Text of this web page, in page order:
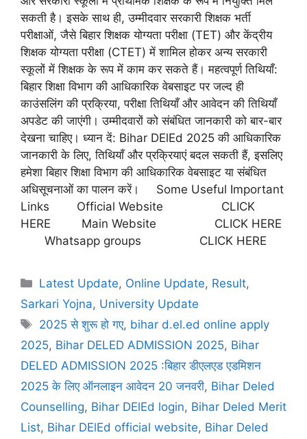
सकती है। इसके साथ ही, उम्मीदवार सरकारी शिक्षक भर्ती
परीक्षाओं, जैसे बिहार शिक्षक योग्यता परीक्षा (TET) और केंद्रीय
शिक्षक योग्यता परीक्षा (CTET) में शामिल होकर अन्य सरकारी
स्कूलों में शिक्षक के रूप में काम कर सकते हैं। महत्वपूर्ण तिथियाँ:
बिहार शिक्षा विभाग की आधिकारिक वेबसाइट पर जल्द ही
काउंसलिंग की प्रक्रिया, परीक्षा तिथियाँ और आवेदन की तिथियाँ
अपडेट की जाएंगी। उम्मीदवारों को संबंधित जानकारी को बार-बार
देखना चाहिए। ध्यान दें: Bihar DElEd 2025 की आधिकारिक
जानकारी के लिए, तिथियाँ और प्रक्रियाएं बदल सकती हैं, इसलिए
हमेशा बिहार शिक्षा विभाग की आधिकारिक वेबसाइट या संबंधित
अधिसूचनाओं का पालन करें। Some Useful Important
Links Official Website CLICK
HERE Main Website CLICK HERE
Whatsapp groups CLICK HERE
Latest Update, Online Update, Result,
Sarkari Yojna, University Update
2025 से शुरू हो गए, bihar d.el.ed online apply
2025, Bihar DELED ADMISSION 2025, Bihar
DELED ADMISSION 2025 :बिहार डीएलएड एडमिशन
2025 के लिए ऑनलाइन आवेदन 20 जनवरी, Bihar Deled
Counselling, Bihar DElEd login, Bihar Deled Merit
List, Bihar DElEd official website, Bihar Deled